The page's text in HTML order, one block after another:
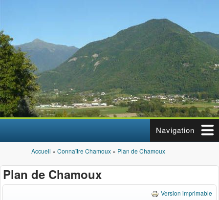
Navigation
Vous êtes ici
Accueil » Connaître Chamoux » Plan de Chamoux
Plan de Chamoux
Version imprimable